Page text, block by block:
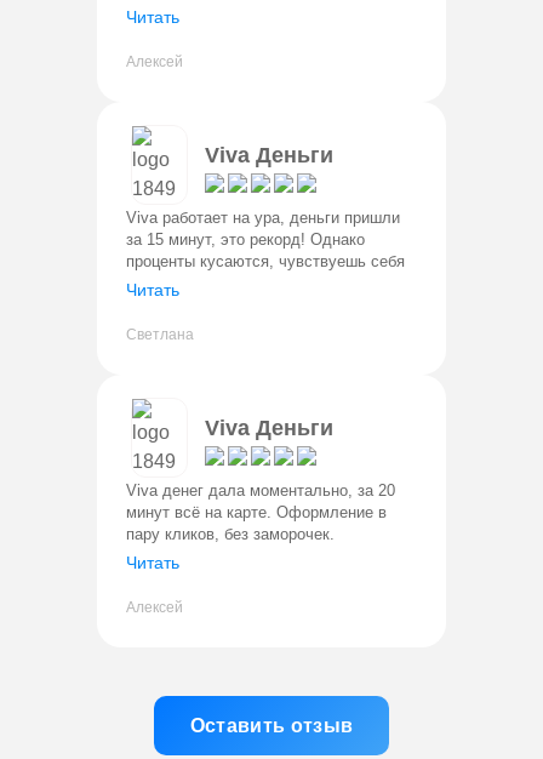
глючит. Проценты высокие, но за
экстренных случаев.
Читать
Алексей
Viva Деньги
Viva работает на ура, деньги пришли
за 15 минут, это рекорд! Однако
проценты кусаются, чувствуешь себя
немного ободранным. Для крайних
бы.
Читать
Светлана
Viva Деньги
Viva денег дала моментально, за 20
минут всё на карте. Оформление в
пару кликов, без заморочек.
Единственный минус — высокие
жалко.
Читать
Алексей
Оставить отзыв